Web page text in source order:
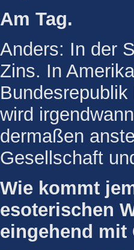
Am Tag.
Anders: In der
Zins. In
wird
dermaßen
Gesellschaft
Wie kommt
esoterischen
eingehend mit